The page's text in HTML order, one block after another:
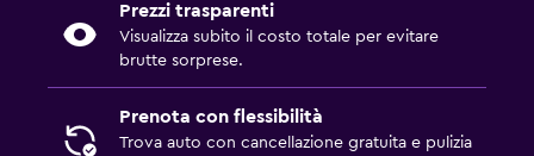
Prezzi trasparenti
Visualizza subito il costo totale per evitare
brutte sorprese.
Prenota con flessibilità
Trova auto con cancellazione gratuita e pulizia